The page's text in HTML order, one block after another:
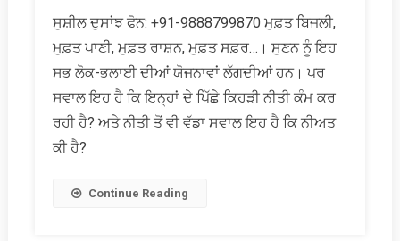
ਰਿਆਇਆ
ਅਤੇ
ਰਾਜਨੀਤੀ
ਸੁਸ਼ੀਲ ਦੁਸਾਂਝ ਫੋਨ: +91-9888799870 ਮੁਫ਼ਤ ਬਿਜਲੀ,
ਮੁਫ਼ਤ ਪਾਣੀ, ਮੁਫ਼ਤ ਰਾਸ਼ਨ, ਮੁਫ਼ਤ ਸਫ਼ਰ…। ਸੁਣਨ ਨੂੰ ਇਹ
ਸਭ ਲੋਕ-ਭਲਾਈ ਦੀਆਂ ਯੋਜਨਾਵਾਂ ਲੱਗਦੀਆਂ ਹਨ। ਪਰ
ਸਵਾਲ ਇਹ ਹੈ ਕਿ ਇਨ੍ਹਾਂ ਦੇ ਪਿੱਛੇ ਕਿਹੜੀ ਨੀਤੀ ਕੰਮ ਕਰ
ਰਹੀ ਹੈ? ਅਤੇ ਨੀਤੀ ਤੋਂ ਵੀ ਵੱਡਾ ਸਵਾਲ ਇਹ ਹੈ ਕਿ ਨੀਅਤ
ਕੀ ਹੈ?
Continue Reading